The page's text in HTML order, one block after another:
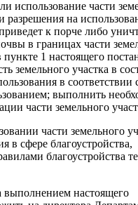
использование части
разрешения на
к порче либо
в границах части
пункте 1 настоящего
земельного участка в
в соответствии
выполнить
части земельного
части земельного
в сфере благоустройства,
благоустройства
выполнением настоящего